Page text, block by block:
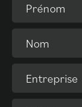
Prénom
Nom
Entreprise